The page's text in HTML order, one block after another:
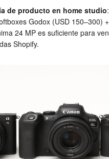
de producto en home studio
Godox (USD 150–300)
24 MP es suficiente para
Shopify.